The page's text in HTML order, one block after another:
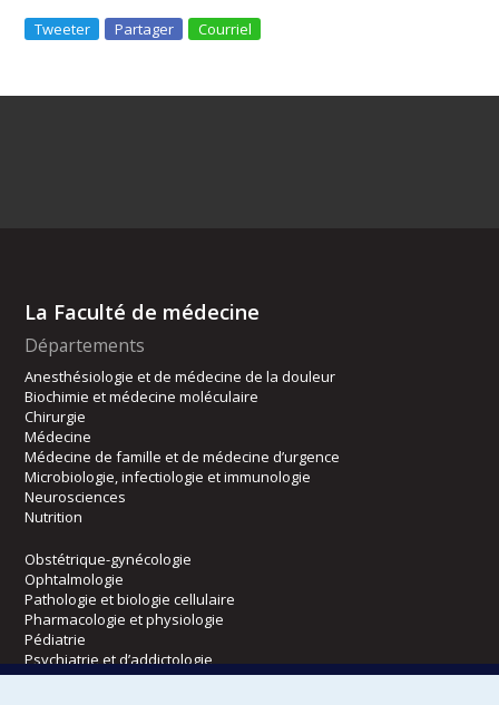
Tweeter Partager Courriel
La Faculté de médecine
Départements
Anesthésiologie et de médecine de la douleur
Biochimie et médecine moléculaire
Chirurgie
Médecine
Médecine de famille et de médecine d’urgence
Microbiologie, infectiologie et immunologie
Neurosciences
Nutrition
Obstétrique-gynécologie
Ophtalmologie
Pathologie et biologie cellulaire
Pharmacologie et physiologie
Pédiatrie
Psychiatrie et d’addictologie
Radiologie, radio-oncologie et médecine nucléaire